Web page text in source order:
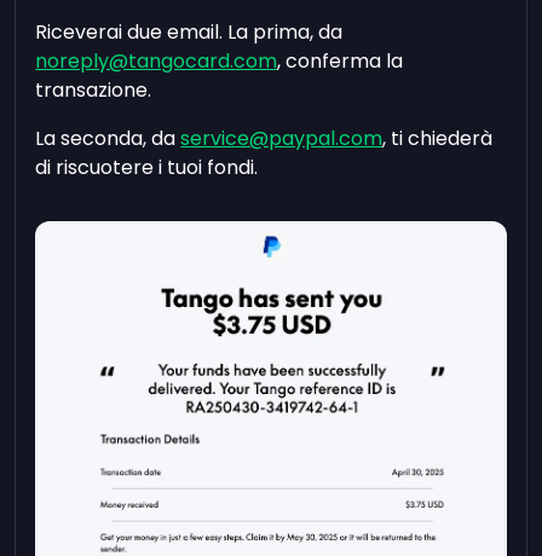
Riceverai due email. La prima, da
noreply@tangocard.com, conferma la
transazione.
La seconda, daservice@paypal.com, ti chiederà
di riscuotere i tuoi fondi.